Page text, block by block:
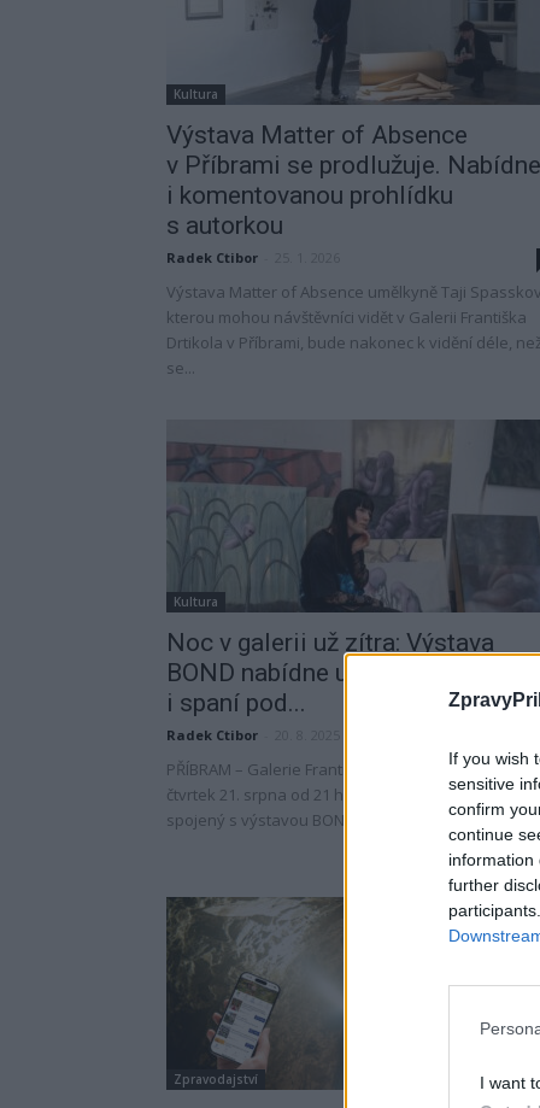
If you wish
sensitive
confirm
continue
information
further
I want
Kultura
Výstava Matter of Absence
v Příbrami se prodlužuje. Nabídne
i komentovanou prohlídku
s autorkou
Radek Ctibor
Výstava Matter of Absence umělkyně Taji
kterou mohou návštěvníci vidět v Galerii Františka
Drtikola v Příbrami, bude nakonec k vidění déle, než
se...
Kultura
Noc v galerii už zítra: Výstava
BOND nabídne umění, hudbu
i spaní pod...
Radek Ctibor
PŘÍBRAM – Galerie Františka Drtikola zve už zítra,
čtvrtek 21. srpna od 21 hodin, na mimořádný večer
spojený s výstavou BOND slovenské umělkyně...
Zpravodajství